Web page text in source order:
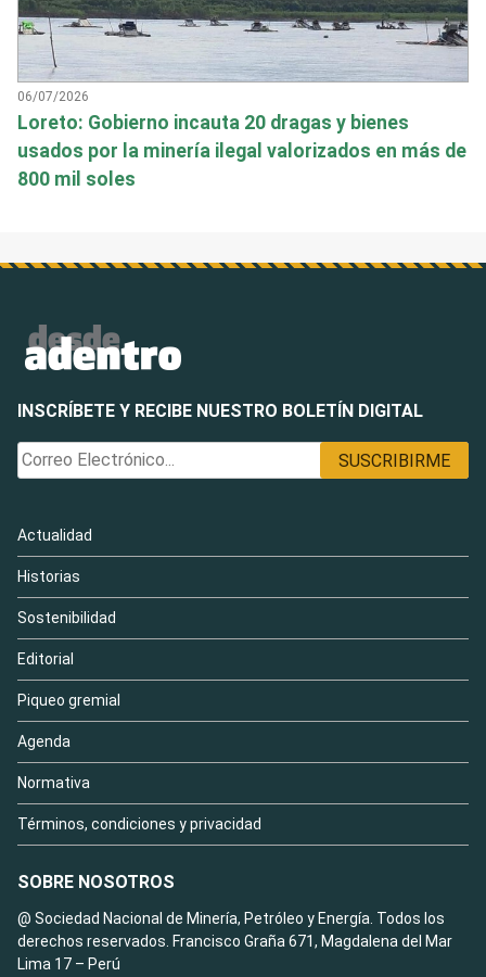
06/07/2026
Loreto: Gobierno incauta 20 dragas y bienes
usados por la minería ilegal valorizados en más de
800 mil soles
INSCRÍBETE Y RECIBE NUESTRO BOLETÍN DIGITAL
Actualidad
Historias
Sostenibilidad
Editorial
Piqueo gremial
Agenda
Normativa
Términos, condiciones y privacidad
SOBRE NOSOTROS
@ Sociedad Nacional de Minería, Petróleo y Energía. Todos los
derechos reservados. Francisco Graña 671, Magdalena del Mar
Lima 17 – Perú